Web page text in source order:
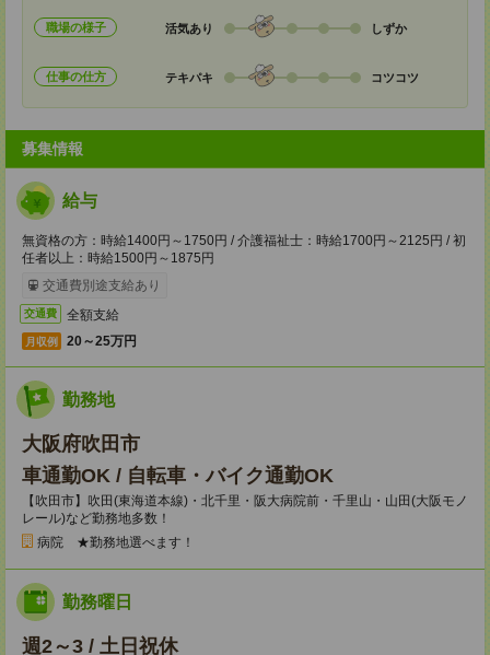
職場の様子 活気あり しずか
仕事の仕方 テキパキ コツコツ
募集情報
給与
無資格の方：時給1400円～1750円 / 介護福祉士：時給1700円～2125円 / 初
任者以上：時給1500円～1875円
交通費別途支給あり
交通費 全額支給
月収例 20～25万円
勤務地
大阪府吹田市
車通勤OK / 自転車・バイク通勤OK
【吹田市】吹田(東海道本線)・北千里・阪大病院前・千里山・山田(大阪モノ
レール)など勤務地多数！
病院 ★勤務地選べます！
勤務曜日
週2～3 / 土日祝休